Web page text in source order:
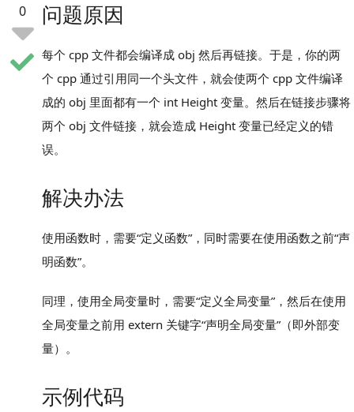
0 问题原因
每个 cpp 文件都会编译成 obj 然后再链接。于是，你的两
个 cpp 通过引用同一个头文件，就会使两个 cpp 文件编译
成的 obj 里面都有一个 int Height 变量。然后在链接步骤将
两个 obj 文件链接，就会造成 Height 变量已经定义的错
误。
解决办法
使用函数时，需要“定义函数”，同时需要在使用函数之前“声
明函数”。
同理，使用全局变量时，需要“定义全局变量”，然后在使用
全局变量之前用 extern 关键字“声明全局变量”（即外部变
量）。
示例代码